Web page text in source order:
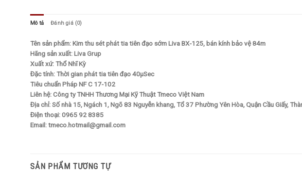
Mô tả Đánh giá (0)
Tên sản phẩm: Kim thu sét phát tia tiên đạo sớm Liva BX-125, bán kính bảo vệ 84m
Hãng sản xuất: Liva Grup
Xuất xứ: Thổ Nhĩ Kỳ
Đặc tính: Thời gian phát tia tiên đạo 40µSec
Tiêu chuẩn Pháp NF C 17-102
Liên hệ: Công ty TNHH Thương Mại Kỹ Thuật Tmeco Việt Nam
Địa chỉ: Số nhà 15, Ngách 1, Ngõ 83 Nguyễn khang, Tổ 37 Phường Yên Hòa, Quận Cầu Giấy,
Điện thoại: 0965 92 8385
Email: tmeco.hotmail@gmail.com
SẢN PHẨM TƯƠNG TỰ